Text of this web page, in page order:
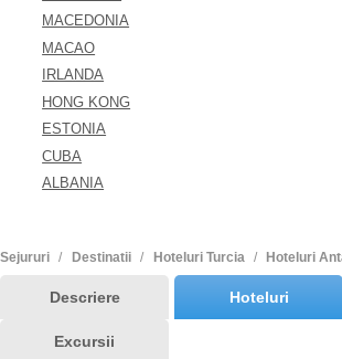
MACEDONIA
MACAO
IRLANDA
HONG KONG
ESTONIA
CUBA
ALBANIA
Sejururi Destinatii Hoteluri Turcia Hoteluri
Descriere Hoteluri
Excursii